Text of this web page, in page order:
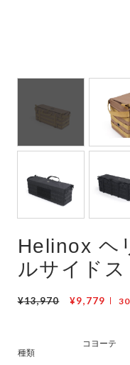
Helinox ヘ
ルサイド
¥13,970 ¥9,779
種類